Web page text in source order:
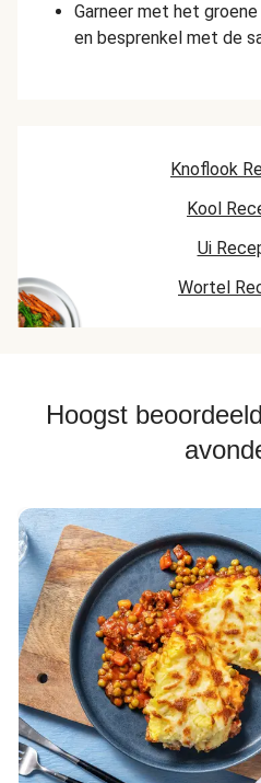
Garneer met het
en besprenkel met de
Knoflook
Kool
Ui
Wortel
Hoogst